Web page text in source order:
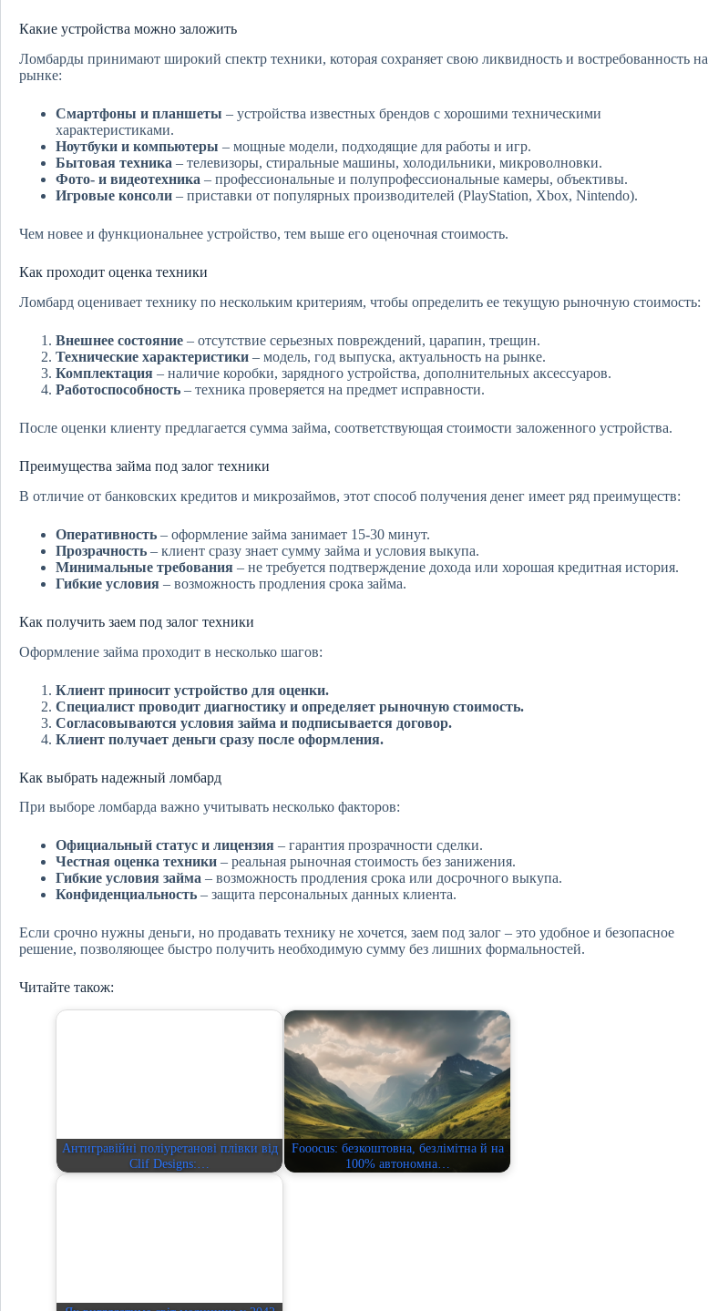
Какие устройства можно заложить
Ломбарды принимают широкий спектр техники, которая сохраняет свою ликвидность и востребованность на
рынке:
Смартфоны и планшеты – устройства известных брендов с хорошими техническими
характеристиками.
Ноутбуки и компьютеры – мощные модели, подходящие для работы и игр.
Бытовая техника – телевизоры, стиральные машины, холодильники, микроволновки.
Фото- и видеотехника – профессиональные и полупрофессиональные камеры, объективы.
Игровые консоли – приставки от популярных производителей (PlayStation, Xbox, Nintendo).
Чем новее и функциональнее устройство, тем выше его оценочная стоимость.
Как проходит оценка техники
Ломбард оценивает технику по нескольким критериям, чтобы определить ее текущую рыночную стоимость:
Внешнее состояние – отсутствие серьезных повреждений, царапин, трещин.
Технические характеристики – модель, год выпуска, актуальность на рынке.
Комплектация – наличие коробки, зарядного устройства, дополнительных аксессуаров.
Работоспособность – техника проверяется на предмет исправности.
После оценки клиенту предлагается сумма займа, соответствующая стоимости заложенного устройства.
Преимущества займа под залог техники
В отличие от банковских кредитов и микрозаймов, этот способ получения денег имеет ряд преимуществ:
Оперативность – оформление займа занимает 15-30 минут.
Прозрачность – клиент сразу знает сумму займа и условия выкупа.
Минимальные требования – не требуется подтверждение дохода или хорошая кредитная история.
Гибкие условия – возможность продления срока займа.
Как получить заем под залог техники
Оформление займа проходит в несколько шагов:
Клиент приносит устройство для оценки.
Специалист проводит диагностику и определяет рыночную стоимость.
Согласовываются условия займа и подписывается договор.
Клиент получает деньги сразу после оформления.
Как выбрать надежный ломбард
При выборе ломбарда важно учитывать несколько факторов:
Официальный статус и лицензия – гарантия прозрачности сделки.
Честная оценка техники – реальная рыночная стоимость без занижения.
Гибкие условия займа – возможность продления срока или досрочного выкупа.
Конфиденциальность – защита персональных данных клиента.
Если срочно нужны деньги, но продавать технику не хочется, заем под залог – это удобное и безопасное
решение, позволяющее быстро получить необходимую сумму без лишних формальностей.
Читайте також:
Антигравійні поліуретанові плівки від
Clif Designs:…
Fooocus: безкоштовна, безлімітна й на
100% автономна…